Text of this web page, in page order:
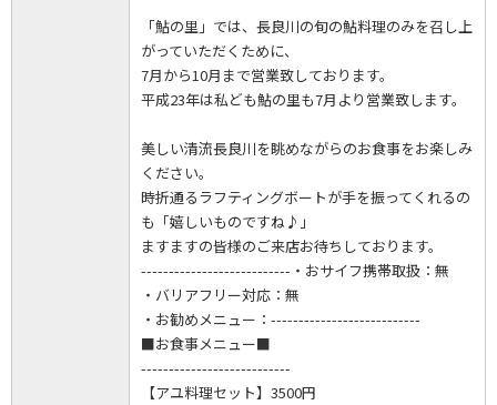
「鮎の里」では、長良川の旬の鮎料理のみを召し上
がっていただくために、
7月から10月まで営業致しております。
平成23年は私ども鮎の里も7月より営業致します。
美しい清流長良川を眺めながらのお食事をお楽しみ
ください。
時折通るラフティングボートが手を振ってくれるの
も「嬉しいものですね♪」
ますますの皆様のご来店お待ちしております。
---------------------------・おサイフ携帯取扱：無
・バリアフリー対応：無
・お勧めメニュー：---------------------------
■お食事メニュー■
---------------------------
【アユ料理セット】3500円